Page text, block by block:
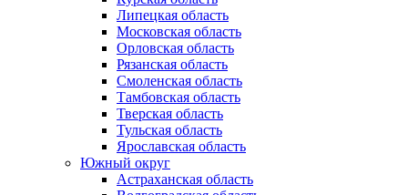
Липецкая область
Московская область
Орловская область
Рязанская область
Смоленская область
Тамбовская область
Тверская область
Тульская область
Ярославская область
Южный округ
Астраханская область